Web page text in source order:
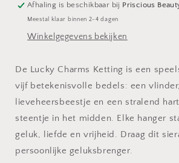
Afhaling is beschikbaar bij Priscious
Meestal klaar binnen 2-4 dagen
Winkelgegevens bekijken
De Lucky Charms Ketting is een
vijf betekenisvolle bedels: een
lieveheersbeestje en een stralend
steentje in het midden. Elke hanger
geluk, liefde en vrijheid. Draag dit
persoonlijke geluksbrenger.